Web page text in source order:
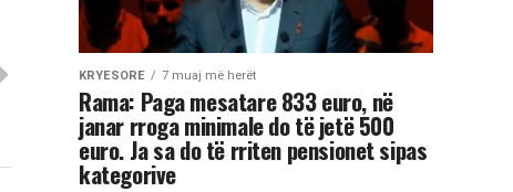
KRYESORE 7 muaj më herët
Rama: Paga mesatare 833 euro, në
janar rroga minimale do të jetë 500
euro. Ja sa do të rriten pensionet sipas
kategorive